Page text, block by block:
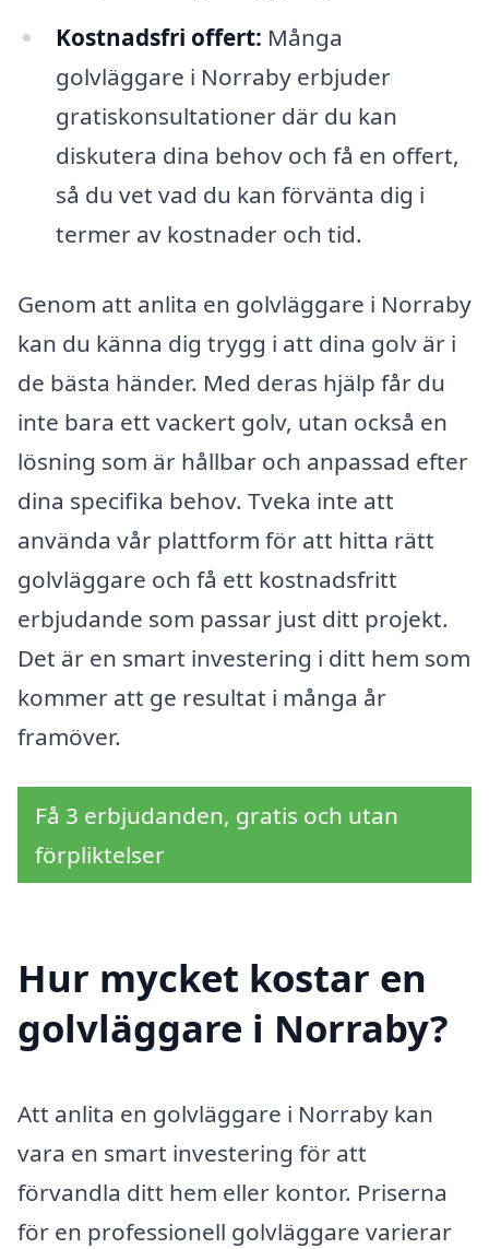
Kostnadsfri offert: Många
golvläggare i Norraby erbjuder
gratiskonsultationer där du kan
diskutera dina behov och få en offert,
så du vet vad du kan förvänta dig i
termer av kostnader och tid.
Genom att anlita en golvläggare i Norraby
kan du känna dig trygg i att dina golv är i
de bästa händer. Med deras hjälp får du
inte bara ett vackert golv, utan också en
lösning som är hållbar och anpassad efter
dina specifika behov. Tveka inte att
använda vår plattform för att hitta rätt
golvläggare och få ett kostnadsfritt
erbjudande som passar just ditt projekt.
Det är en smart investering i ditt hem som
kommer att ge resultat i många år
framöver.
Få 3 erbjudanden, gratis och utan
förpliktelser
Hur mycket kostar en
golvläggare i Norraby?
Att anlita en golvläggare i Norraby kan
vara en smart investering för att
förvandla ditt hem eller kontor. Priserna
för en professionell golvläggare varierar